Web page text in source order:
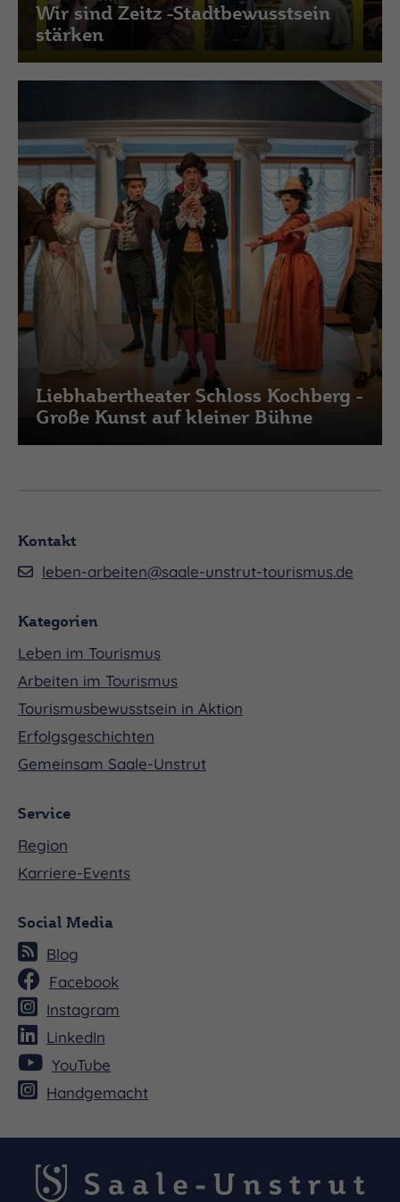
Wir sind Zeitz -Stadtbewusstsein
stärken
(c) Liebhabertheater Schloss Kochberg e. V.
Liebhabertheater Schloss Kochberg -
Große Kunst auf kleiner Bühne
Kontakt
leben-arbeiten@saale-unstrut-tourismus.de
Kategorien
Leben im Tourismus
Arbeiten im Tourismus
Tourismusbewusstsein in Aktion
Erfolgsgeschichten
Gemeinsam Saale-Unstrut
Service
Region
Karriere-Events
Social Media
Blog
Facebook
Instagram
LinkedIn
YouTube
Handgemacht